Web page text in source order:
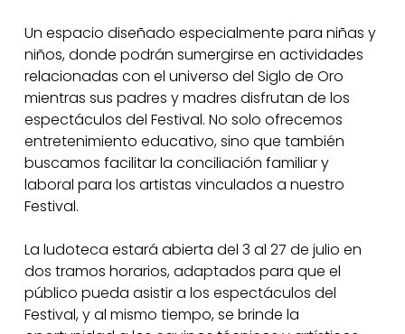
Un espacio diseñado especialmente para niñas y
niños, donde podrán sumergirse en actividades
relacionadas con el universo del Siglo de Oro
mientras sus padres y madres disfrutan de los
espectáculos del Festival. No solo ofrecemos
entretenimiento educativo, sino que también
buscamos facilitar la conciliación familiar y
laboral para los artistas vinculados a nuestro
Festival.
La ludoteca estará abierta del 3 al 27 de julio en
dos tramos horarios, adaptados para que el
público pueda asistir a los espectáculos del
Festival, y al mismo tiempo, se brinde la